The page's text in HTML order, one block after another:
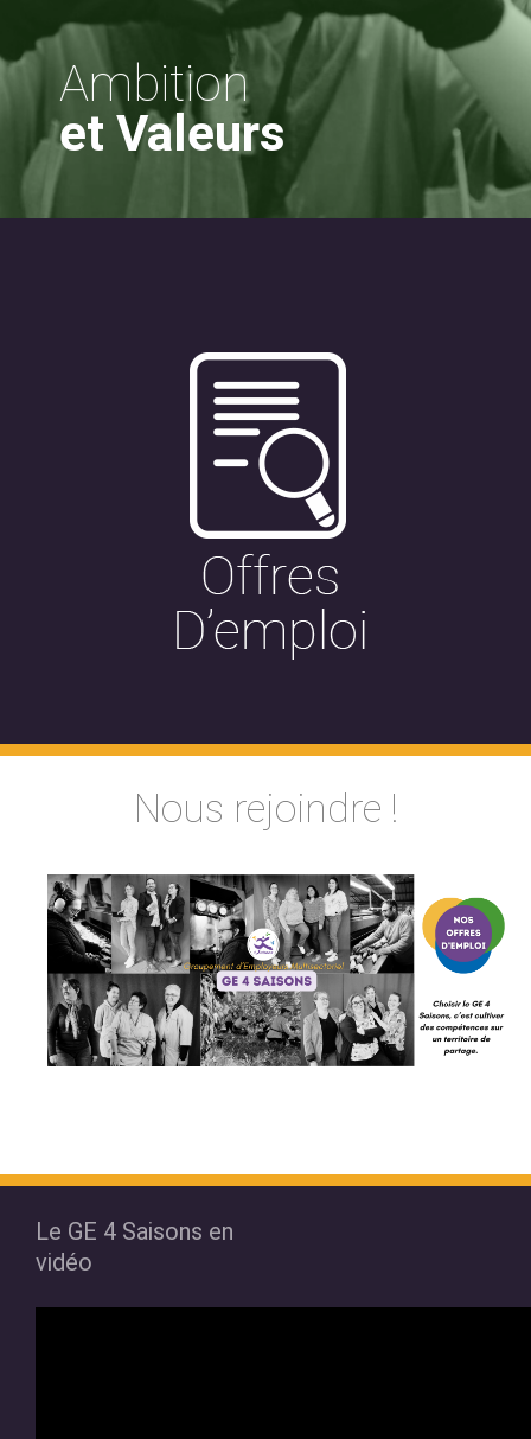
Ambition
et Valeurs
Nous rejoindre !
Le GE 4 Saisons en
vidéo